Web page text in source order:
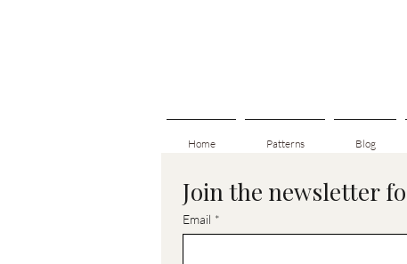
Home Patterns Blog
Join the newsletter
Email *